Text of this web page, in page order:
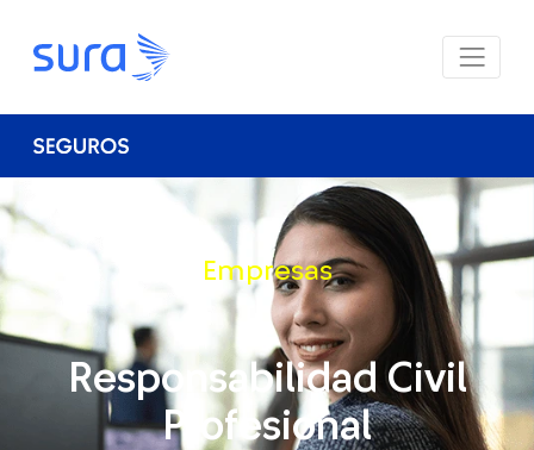
Empresas
Responsabilidad Civil
Profesional